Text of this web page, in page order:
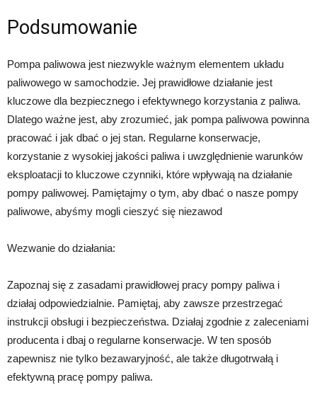
Podsumowanie
Pompa paliwowa jest niezwykle ważnym elementem układu
paliwowego w samochodzie. Jej prawidłowe działanie jest
kluczowe dla bezpiecznego i efektywnego korzystania z paliwa.
Dlatego ważne jest, aby zrozumieć, jak pompa paliwowa powinna
pracować i jak dbać o jej stan. Regularne konserwacje,
korzystanie z wysokiej jakości paliwa i uwzględnienie warunków
eksploatacji to kluczowe czynniki, które wpływają na działanie
pompy paliwowej. Pamiętajmy o tym, aby dbać o nasze pompy
paliwowe, abyśmy mogli cieszyć się niezawod
Wezwanie do działania:
Zapoznaj się z zasadami prawidłowej pracy pompy paliwa i
działaj odpowiedzialnie. Pamiętaj, aby zawsze przestrzegać
instrukcji obsługi i bezpieczeństwa. Działaj zgodnie z zaleceniami
producenta i dbaj o regularne konserwacje. W ten sposób
zapewnisz nie tylko bezawaryjność, ale także długotrwałą i
efektywną pracę pompy paliwa.